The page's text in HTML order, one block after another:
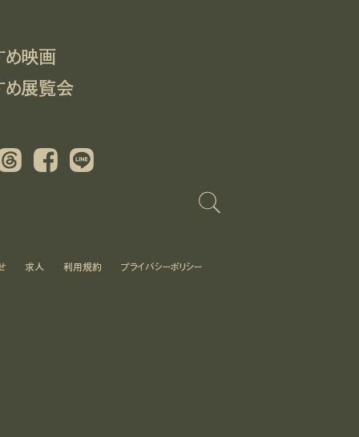
映画
展覧会
Facebook LINE
求人 利用規約 プライバシーポリシー